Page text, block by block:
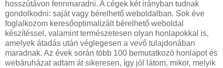
hosszútávon fennmaradni. A cégek két irányban tudnak
gondolkodni: saját vagy bérelhető weboldalban. Sok éve
foglalkozom keresőoptimalizált bérelhető weboldal
készítéssel, valamint természetesen olyan honlapokkal is,
amelyek átadás után véglegesen a vevő tulajdonában
maradnak. Az évek során több 100 bemutatkozó honlapot és
webáruházat adtam át sikeresen, így jól látom, mikor, melyik